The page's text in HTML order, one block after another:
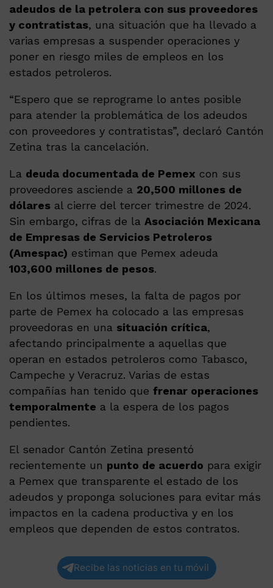
adeudos de la petrolera con sus proveedores
y contratistas, una situación que ha llevado a
varias empresas a suspender operaciones y
poner en riesgo miles de empleos en los
estados petroleros.
“Espero que se reprograme lo antes posible
para atender la problemática de los adeudos
con proveedores y contratistas”, declaró Cantón
Zetina tras la cancelación.
La deuda documentada de Pemex con sus
proveedores asciende a 20,500 millones de
dólares al cierre del tercer trimestre de 2024.
Sin embargo, cifras de la Asociación Mexicana
de Empresas de Servicios Petroleros
(Amespac) estiman que Pemex adeuda
103,600 millones de pesos.
En los últimos meses, la falta de pagos por
parte de Pemex ha colocado a las empresas
proveedoras en una situación crítica,
afectando principalmente a aquellas que
operan en estados petroleros como Tabasco,
Campeche y Veracruz. Varias de estas
compañías han tenido que frenar operaciones
temporalmente a la espera de los pagos
pendientes.
El senador Cantón Zetina presentó
recientemente un punto de acuerdo para exigir
a Pemex que transparente el estado de los
adeudos y proponga soluciones para evitar más
impactos en la cadena productiva y en los
empleos que dependen de estos contratos.
Recibe las noticias en tu móvil